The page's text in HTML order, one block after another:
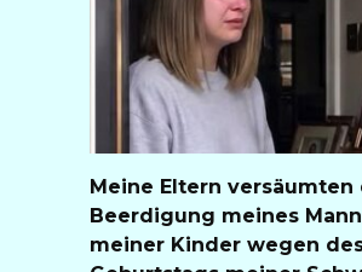
Meine Eltern versäumten
Beerdigung meines
meiner Kinder wegen